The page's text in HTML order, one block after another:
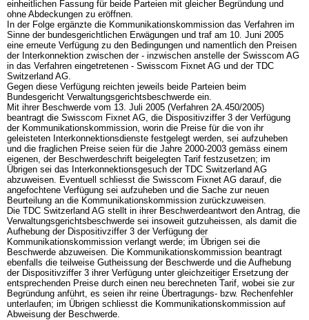
einheitlichen Fassung für beide Parteien mit gleicher Begründung und
ohne Abdeckungen zu eröffnen.
In der Folge ergänzte die Kommunikationskommission das Verfahren im
Sinne der bundesgerichtlichen Erwägungen und traf am 10. Juni 2005
eine erneute Verfügung zu den Bedingungen und namentlich den Preisen
der Interkonnektion zwischen der - inzwischen anstelle der Swisscom AG
in das Verfahren eingetretenen - Swisscom Fixnet AG und der TDC
Switzerland AG.
Gegen diese Verfügung reichten jeweils beide Parteien beim
Bundesgericht Verwaltungsgerichtsbeschwerde ein.
Mit ihrer Beschwerde vom 13. Juli 2005 (Verfahren 2A.450/2005)
beantragt die Swisscom Fixnet AG, die Dispositivziffer 3 der Verfügung
der Kommunikationskommission, worin die Preise für die von ihr
geleisteten Interkonnektionsdienste festgelegt werden, sei aufzuheben
und die fraglichen Preise seien für die Jahre 2000-2003 gemäss einem
eigenen, der Beschwerdeschrift beigelegten Tarif festzusetzen; im
Übrigen sei das Interkonnektionsgesuch der TDC Switzerland AG
abzuweisen. Eventuell schliesst die Swisscom Fixnet AG darauf, die
angefochtene Verfügung sei aufzuheben und die Sache zur neuen
Beurteilung an die Kommunikationskommission zurückzuweisen.
Die TDC Switzerland AG stellt in ihrer Beschwerdeantwort den Antrag, die
Verwaltungsgerichtsbeschwerde sei insoweit gutzuheissen, als damit die
Aufhebung der Dispositivziffer 3 der Verfügung der
Kommunikationskommission verlangt werde; im Übrigen sei die
Beschwerde abzuweisen. Die Kommunikationskommission beantragt
ebenfalls die teilweise Gutheissung der Beschwerde und die Aufhebung
der Dispositivziffer 3 ihrer Verfügung unter gleichzeitiger Ersetzung der
entsprechenden Preise durch einen neu berechneten Tarif, wobei sie zur
Begründung anführt, es seien ihr reine Übertragungs- bzw. Rechenfehler
unterlaufen; im Übrigen schliesst die Kommunikationskommission auf
Abweisung der Beschwerde.